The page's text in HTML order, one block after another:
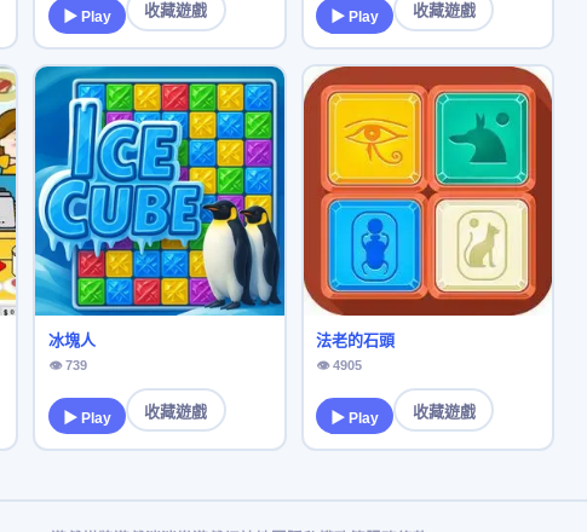
▶ Play 收藏遊戲 ▶ Play 收藏遊戲
冰塊人
👁 739
▶ Play 收藏遊戲
法老的石頭
👁 4905
▶ Play 收藏遊戲